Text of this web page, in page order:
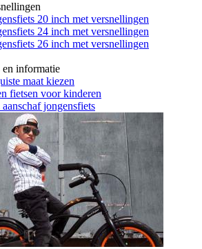
20 inch met versnellingen
24 inch met versnellingen
26 inch met versnellingen
en informatie
maat kiezen
fietsen voor kinderen
aanschaf jongensfiets